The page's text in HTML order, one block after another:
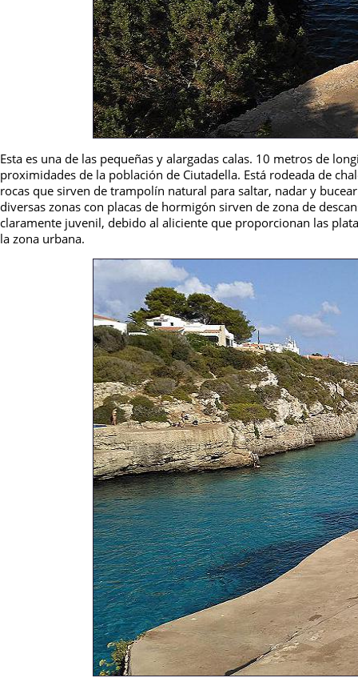
Esta es una de las pequeñas y alargadas calas. 10 metros de
proximidades de la población de Ciutadella. Está rodeada de
rocas que sirven de trampolín natural para saltar, nadar y
diversas zonas con placas de hormigón sirven de zona de
claramente juvenil, debido al aliciente que proporcionan las
la zona urbana.